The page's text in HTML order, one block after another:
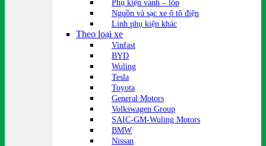
Phụ kiện vành – lốp
Nguồn và sạc xe ô tô điện
Linh phụ kiện khác
Theo loại xe
Vinfast
BYD
Wuling
Tesla
Toyota
General Motors
Volkswagen Group
SAIC-GM-Wuling Motors
BMW
Nissan